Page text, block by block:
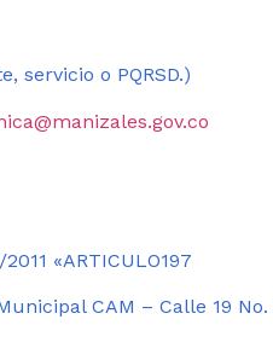
o PQRSD.)
«ARTICULO197
CAM – Calle 19 No.